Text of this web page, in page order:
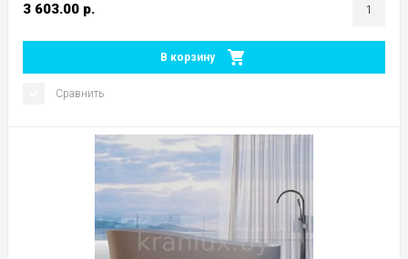
3 603.00 р.
В корзину
Сравнить